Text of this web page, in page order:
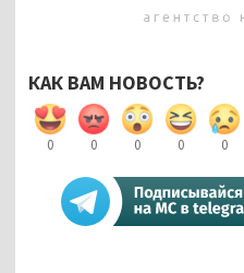
КАК ВАМ НОВОСТЬ?
0 0 0 0 0